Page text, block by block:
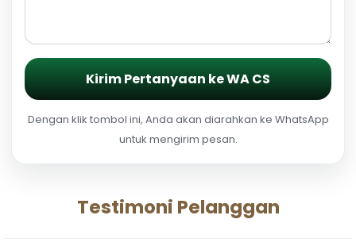
Kirim Pertanyaan ke WA CS
Dengan klik tombol ini, Anda akan diarahkan ke WhatsApp
untuk mengirim pesan.
Testimoni Pelanggan